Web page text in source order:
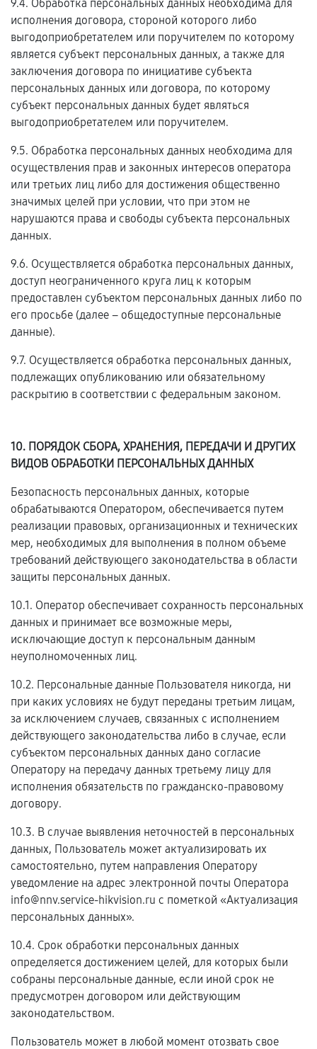
9.4. Обработка персональных данных необходима для
исполнения договора, стороной которого либо
выгодоприобретателем или поручителем по которому
является субъект персональных данных, а также для
заключения договора по инициативе субъекта
персональных данных или договора, по которому
субъект персональных данных будет являться
выгодоприобретателем или поручителем.
9.5. Обработка персональных данных необходима для
осуществления прав и законных интересов оператора
или третьих лиц либо для достижения общественно
значимых целей при условии, что при этом не
нарушаются права и свободы субъекта персональных
данных.
9.6. Осуществляется обработка персональных данных,
доступ неограниченного круга лиц к которым
предоставлен субъектом персональных данных либо по
его просьбе (далее – общедоступные персональные
данные).
9.7. Осуществляется обработка персональных данных,
подлежащих опубликованию или обязательному
раскрытию в соответствии с федеральным законом.
10. ПОРЯДОК СБОРА, ХРАНЕНИЯ, ПЕРЕДАЧИ И ДРУГИХ
ВИДОВ ОБРАБОТКИ ПЕРСОНАЛЬНЫХ ДАННЫХ
Безопасность персональных данных, которые
обрабатываются Оператором, обеспечивается путем
реализации правовых, организационных и технических
мер, необходимых для выполнения в полном объеме
требований действующего законодательства в области
защиты персональных данных.
10.1. Оператор обеспечивает сохранность персональных
данных и принимает все возможные меры,
исключающие доступ к персональным данным
неуполномоченных лиц.
10.2. Персональные данные Пользователя никогда, ни
при каких условиях не будут переданы третьим лицам,
за исключением случаев, связанных с исполнением
действующего законодательства либо в случае, если
субъектом персональных данных дано согласие
Оператору на передачу данных третьему лицу для
исполнения обязательств по гражданско-правовому
договору.
10.3. В случае выявления неточностей в персональных
данных, Пользователь может актуализировать их
самостоятельно, путем направления Оператору
уведомление на адрес электронной почты Оператора
info@nnv.service-hikvision.ru с пометкой «Актуализация
персональных данных».
10.4. Срок обработки персональных данных
определяется достижением целей, для которых были
собраны персональные данные, если иной срок не
предусмотрен договором или действующим
законодательством.
Пользователь может в любой момент отозвать свое